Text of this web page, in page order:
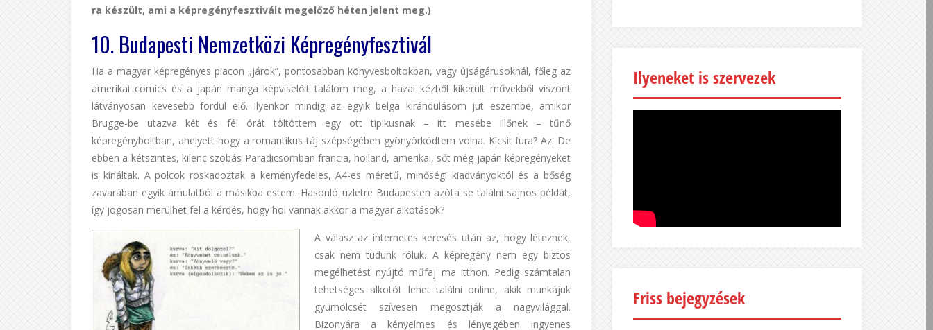
ra készült, ami a képregényfesztivált megelőző héten jelent meg.)
10. Budapesti Nemzetközi Képregényfesztivál
Ha a magyar képregényes piacon „járok”, pontosabban könyvesboltokban, vagy újságárusoknál, főleg az
amerikai comics és a japán manga képviselőit találom meg, a hazai kézből kikerült művekből viszont
látványosan kevesebb fordul elő. Ilyenkor mindig az egyik belga kirándulásom jut eszembe, amikor
Brugge-be utazva két és fél órát töltöttem egy ott tipikusnak – itt mesébe illőnek – tűnő
képregényboltban, ahelyett hogy a romantikus táj szépségében gyönyörködtem volna. Kicsit fura? Az. De
ebben a kétszintes, kilenc szobás Paradicsomban francia, holland, amerikai, sőt még japán képregényeket
is kínáltak. A polcok roskadoztak a keményfedeles, A4-es méretű, minőségi kiadványoktól és a bőség
zavarában egyik ámulatból a másikba estem. Hasonló üzletre Budapesten azóta se találni sajnos példát,
így jogosan merülhet fel a kérdés, hogy hol vannak akkor a magyar alkotások?
A válasz az internetes keresés után az, hogy léteznek,
csak nem tudunk róluk. A képregény nem egy biztos
megélhetést nyújtó műfaj ma itthon. Pedig számtalan
tehetséges alkotót lehet találni online, akik munkájuk
gyümölcsét szívesen megosztják a nagyvilággal.
Bizonyára a kényelmes és lényegében ingyenes
Ilyeneket is szervezek
Friss bejegyzések